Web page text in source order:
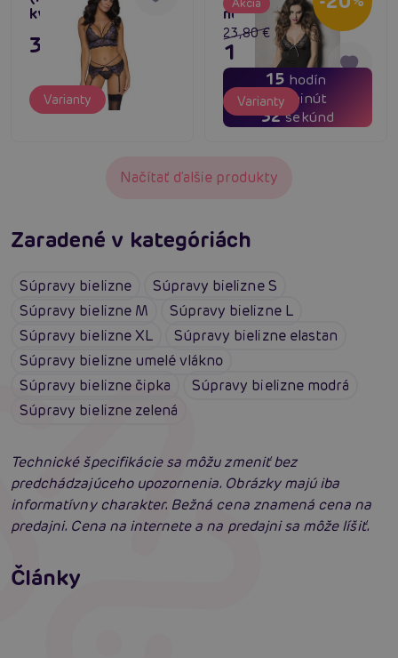
kvetinovou čipkou
31,80 €
Varianty
Akcia
15 hodín
07 minút
32 sekúnd
nohavičky
23,80 €
19,04 €
Varianty
Načítať ďalšie produkty
Zaradené v kategóriách
Súpravy bielizne
Súpravy bielizne S
Súpravy bielizne M
Súpravy bielizne L
Súpravy bielizne XL
Súpravy bielizne elastan
Súpravy bielizne umelé vlákno
Súpravy bielizne čipka
Súpravy bielizne modrá
Súpravy bielizne zelená
Technické špecifikácie sa môžu zmeniť bez
predchádzajúceho upozornenia. Obrázky majú iba
informatívny charakter. Bežná cena znamená cena na
predajni. Cena na internete a na predajni sa môže líšiť.
Články
neodolateľne sexy
Čítať viacej
Erotická inteligencia: Príručka Sexiómov